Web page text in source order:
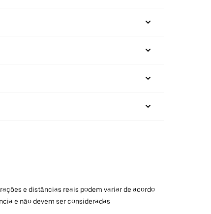
e distâncias reais podem variar de acordo
e não devem ser consideradas